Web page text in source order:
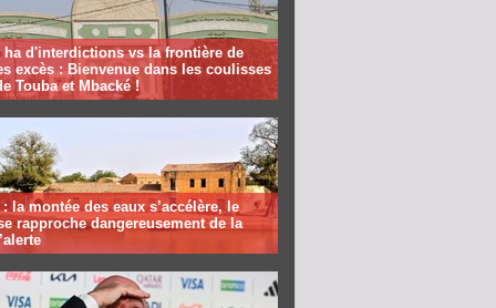
ha d'interdictions vs la frontière de
excès : Bienvenue dans les coulisses
Touba et Mbacké !
la montée des eaux s’accélère, le
rapproche dangereusement de la